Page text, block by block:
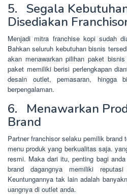
5. Segala
Disediakan
Menjadi mitra franchise kopi sudah
Bahkan seluruh kebutuhan bisnis
akan menawarkan pilihan paket
paket memiliki berisi perlengkapan
desain outlet, pemasaran, hingga
berpengalaman.
6. Menawarkan
Brand
Partner franchisor selaku pemilik brand
menu produk yang berkualitas saja.
resmi. Maka dari itu, penting bagi
brand dagangnya memiliki
Keuntungannya tak lain adalah
uangnya di outlet anda.